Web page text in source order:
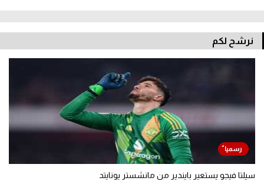
نرشح لكم
سيلتا فيجو يستعير بايندير من مانشستر يونايتد